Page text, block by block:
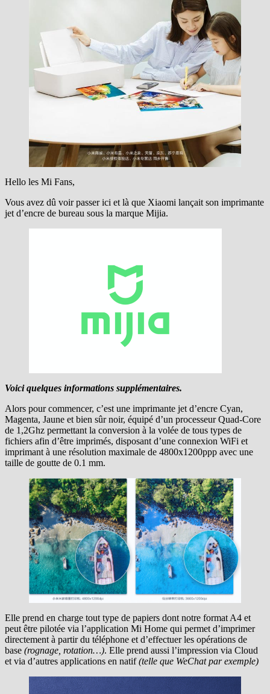
Hello les Mi Fans,
Vous avez dû voir passer ici et là que Xiaomi lançait son imprimante
jet d’encre de bureau sous la marque Mijia.
Voici quelques informations supplémentaires.
Alors pour commencer, c’est une imprimante jet d’encre Cyan,
Magenta, Jaune et bien sûr noir, équipé d’un processeur Quad-Core
de 1,2Ghz permettant la conversion à la volée de tous types de
fichiers afin d’être imprimés, disposant d’une connexion WiFi et
imprimant à une résolution maximale de 4800x1200ppp avec une
taille de goutte de 0.1 mm.
Elle prend en charge tout type de papiers dont notre format A4 et
peut être pilotée via l’application Mi Home qui permet d’imprimer
directement à partir du téléphone et d’effectuer les opérations de
base (rognage, rotation…). Elle prend aussi l’impression via Cloud
et via d’autres applications en natif(telle que WeChat par exemple)